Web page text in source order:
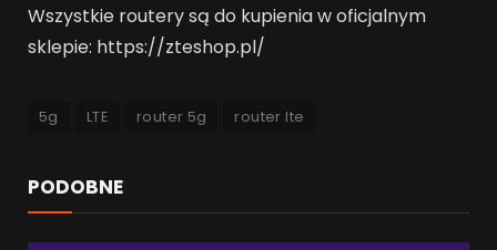
Wszystkie routery są do kupienia w oficjalnym
sklepie: https://zteshop.pl/
5g LTE router 5g router lte
PODOBNE